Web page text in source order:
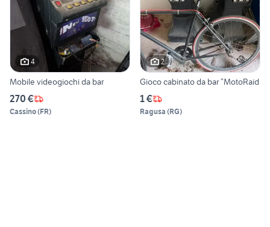
4
Mobile videogiochi da bar
270 €
Cassino(FR)
2
Gioco cabinato da bar “MotoRaid
1 €
Ragusa (RG)